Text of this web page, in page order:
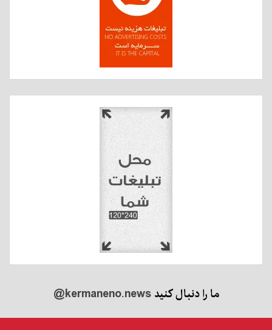
ما را دنبال کنید@kermaneno.news